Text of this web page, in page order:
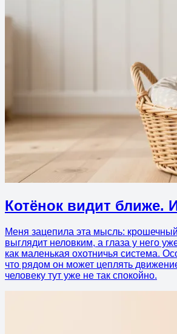
Котёнок видит ближе.
Меня зацепила эта мысль:
выглядит неловким, а глаза у него
как маленькая охотничья система.
что рядом он может цеплять
человеку тут уже не так спокойно.